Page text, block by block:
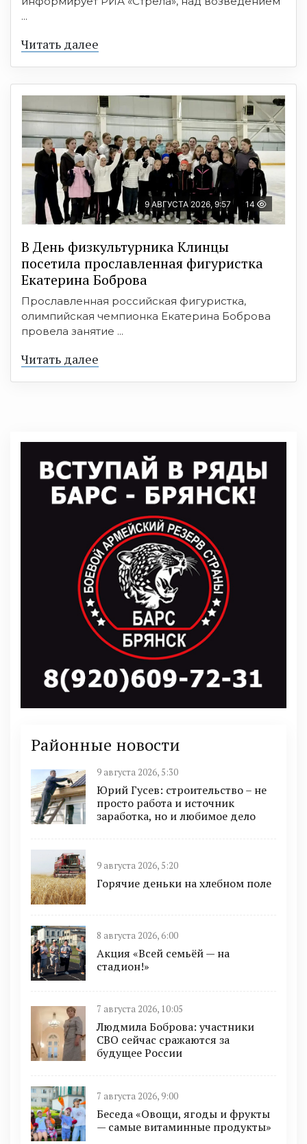
...
Читать далее
9 АВГУСТА 2026, 9:57 14
В День физкультурника Клинцы
посетила прославленная фигуристка
Екатерина Боброва
Прославленная российская фигуристка,
олимпийская чемпионка Екатерина Боброва
провела занятие ...
Читать далее
Районные новости
9 августа 2026, 5:30
Юрий Гусев: строительство – не
просто работа и источник
заработка, но и любимое дело
9 августа 2026, 5:20
Горячие деньки на хлебном поле
8 августа 2026, 6:00
Акция «Всей семьёй — на
стадион!»
7 августа 2026, 10:05
Людмила Боброва: участники
СВО сейчас сражаются за
будущее России
7 августа 2026, 9:00
Беседа «Овощи, ягоды и фрукты
— самые витаминные продукты»